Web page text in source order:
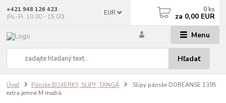
Menu
EUR
Hľadať
+421 948 126 423
(Po.-Pi. 10.00 - 15.00)
0 ks
za 0,00 EUR
Úvod Pánske BOXERKY, SLIPY, TANGÁ
Slipy pánske DOREANSE 1395
extra jemné M modrá